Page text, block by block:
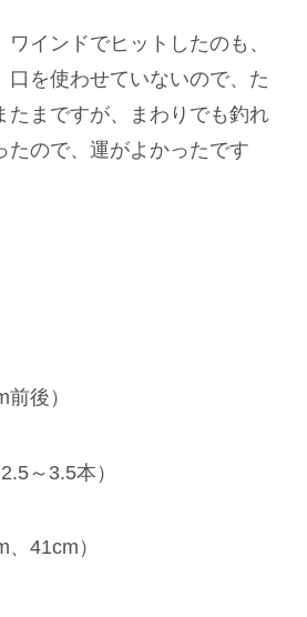
インドでヒットしたのも、
口を使わせていないので、た
たまですが、まわりでも釣れ
たので、運がよかったです
後）
～3.5本）
41cm）